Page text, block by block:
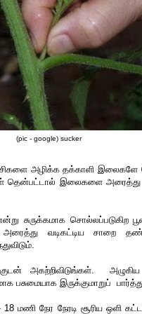
(pic - google) sucker
அழிக்க தக்காளி இலைகளே
தென்பட்டால் இலைகளை அரைத்து
சுருக்கமாக சொல்லப்படுகிற
அரைத்து வடிகட்டிய சாறை
அகற்றிவிடுங்கள்.
பசுமையாக இருக்குமாறுப்
18 மணி நேர நேரடி சூரிய ஒளி